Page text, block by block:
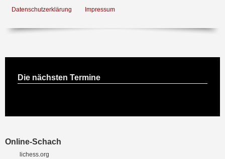
Datenschutzerklärung Impressum
Die nächsten Termine
Online-Schach
lichess.org